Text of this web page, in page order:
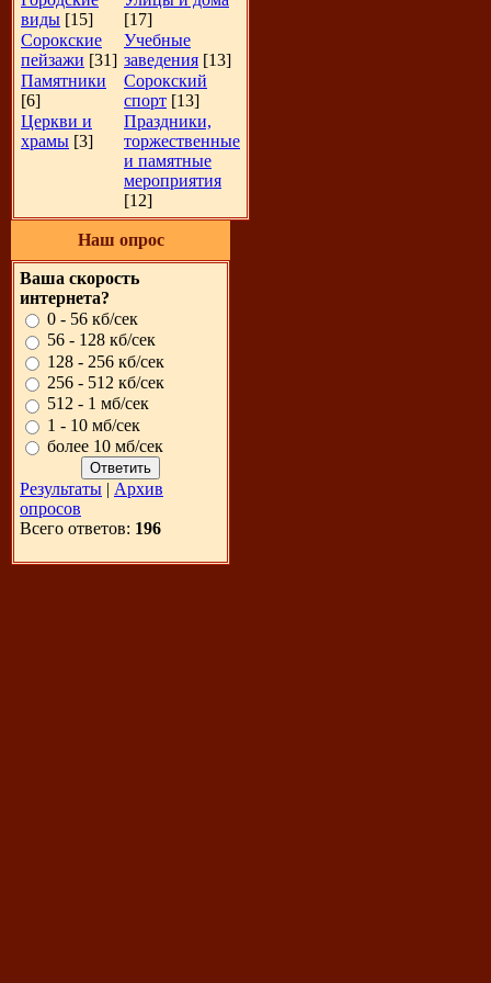
виды [15]
[17]
Сорокские
пейзажи [31]
Учебные
заведения [13]
Памятники
[6]
Сорокский
спорт [13]
Церкви и
храмы [3]
Праздники,
торжественные
и памятные
мероприятия
[12]
Наш опрос
Ваша скорость
интернета?
0 - 56 кб/сек
56 - 128 кб/сек
128 - 256 кб/сек
256 - 512 кб/сек
512 - 1 мб/сек
1 - 10 мб/сек
более 10 мб/сек
Результаты | Архив
опросов
Всего ответов: 196